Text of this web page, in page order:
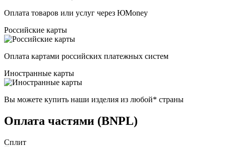
Оплата товаров или услуг через ЮMoney
Российские карты
Оплата картами российских платежных систем
Иностранные карты
Вы можете купить наши изделия из любой* страны
Оплата частями (BNPL)
Сплит